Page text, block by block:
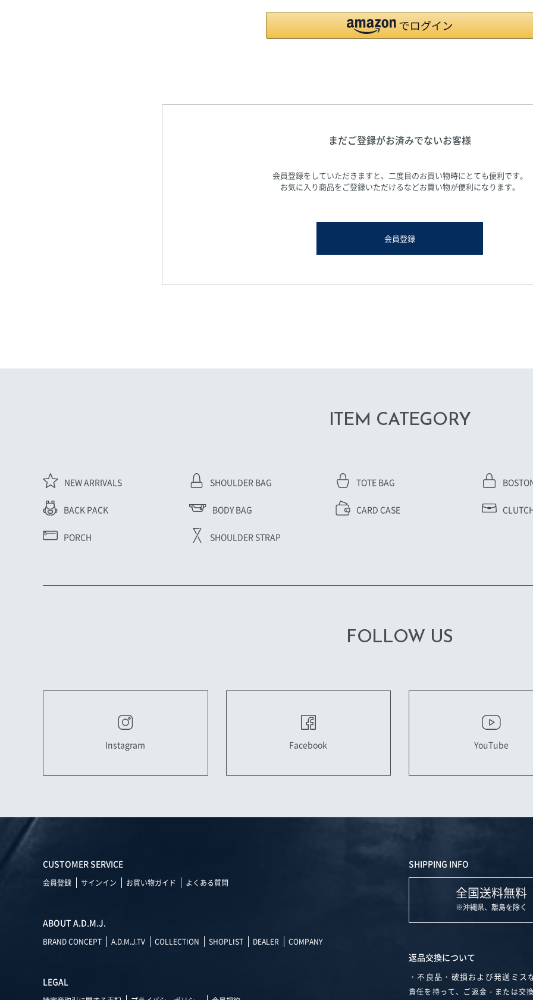
まだご登録がお済みでないお客様
会員登録をしていただきますと、二度目のお買い物時にとても便利です。
お気に入り商品をご登録いただけるなどお買い物が便利になります。
会員登録
ITEM CATEGORY
NEW ARRIVALS SHOULDER BAG TOTE BAG
BACK PACK BODY BAG CARD CASE
PORCH SHOULDER STRAP
FOLLOW US
Instagram Facebook YouTube
CUSTOMER SERVICE
会員登録 サインイン お買い物ガイド よくある質問
ABOUT A.D.M.J.
BRAND CONCEPT A.D.M.J.TV COLLECTION SHOPLIST DEALER COMPANY
LEGAL
SHIPPING INFO
全国送料無料
※沖縄県、離島を除く
返品交換について
・不良品・破損および発送ミ
責任を持って、ご返金・または交